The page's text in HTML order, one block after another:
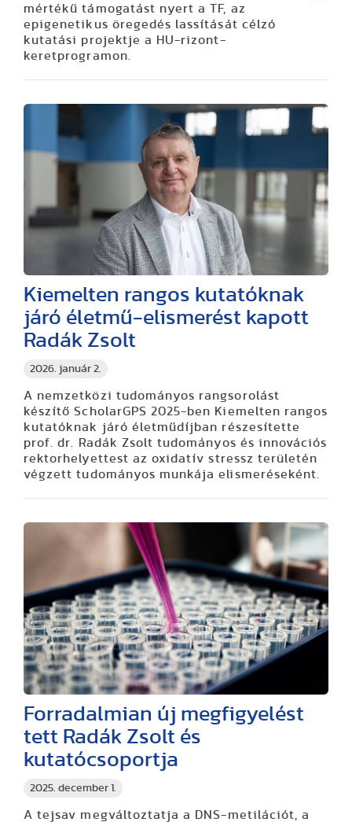
mértékű támogatást nyert a TF, az
epigenetikus öregedés lassítását célzó
kutatási projektje a HU-rizont-
keretprogramon.
2026. január 2.
Kiemelten rangos kutatóknak
járó életmű-elismerést kapott
Radák Zsolt
A nemzetközi tudományos rangsorolást
készítő ScholarGPS 2025-ben Kiemelten rangos
kutatóknak járó életműdíjban részesítette
prof. dr. Radák Zsolt tudományos és innovációs
rektorhelyettest az oxidatív stressz területén
végzett tudományos munkája elismeréseként.
2025. december 1.
Forradalmian új megfigyelést
tett Radák Zsolt és
kutatócsoportja
A tejsav megváltoztatja a DNS-metilációt, a